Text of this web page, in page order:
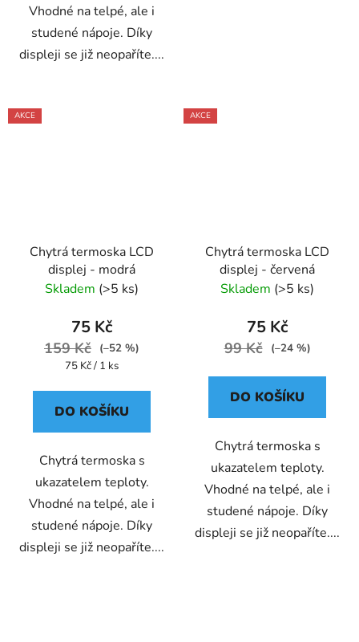
Vhodné na telpé, ale i
studené nápoje. Díky
displeji se již neopaříte....
AKCE
Chytrá termoska LCD
displej - modrá
Skladem (>5 ks)
75 Kč
159 Kč
(–52 %)
Měrná
75 Kč / 1 ks
DO KOŠÍKU
Chytrá termoska s
ukazatelem teploty.
Vhodné na telpé, ale i
studené nápoje. Díky
displeji se již neopaříte....
AKCE
Chytrá termoska LCD
displej - červená
Skladem (>5 ks)
75 Kč
99 Kč (–24 %)
DO KOŠÍKU
Chytrá termoska s
ukazatelem teploty.
Vhodné na telpé, ale i
studené nápoje. Díky
displeji se již neopaříte....